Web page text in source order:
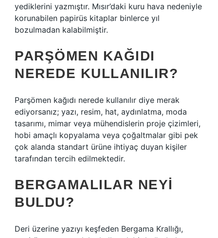
yediklerini yazmıştır. Mısır’daki kuru hava nedeniyle
korunabilen papirüs kitaplar binlerce yıl
bozulmadan kalabilmiştir.
PARŞÖMEN KAĞIDI
NEREDE KULLANILIR?
Parşömen kağıdı nerede kullanılır diye merak
ediyorsanız; yazı, resim, hat, aydınlatma, moda
tasarımı, mimar veya mühendislerin proje çizimleri,
hobi amaçlı kopyalama veya çoğaltmalar gibi pek
çok alanda standart ürüne ihtiyaç duyan kişiler
tarafından tercih edilmektedir.
BERGAMALILAR NEYI
BULDU?
Deri üzerine yazıyı keşfeden Bergama Krallığı,